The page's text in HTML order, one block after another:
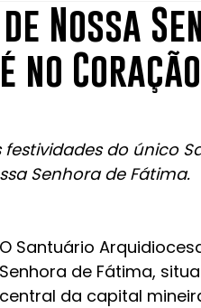
Nossa
no
festividades do único
Senhora de Fátima.
O Santuário
Senhora de Fátima,
central da capital